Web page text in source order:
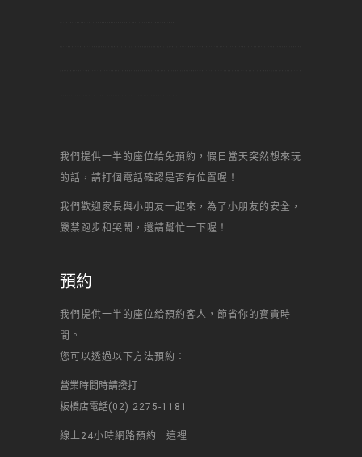
我們提供一半的座位給免預約，假日當天突然想來玩
的話，請打個電話確認是否有位置喔！
我們歡迎家長與小朋友一起來，為了小朋友的安全，
嚴禁跑步和哭鬧，還請幫忙一下喔！
預約
我們提供一半的座位給預約客人，節省你的寶貴時
間。
您可以透過以下方法預約：
營業時間時請撥打
板橋店電話(02) 2275-1181
線上24小時網路預約 這裡